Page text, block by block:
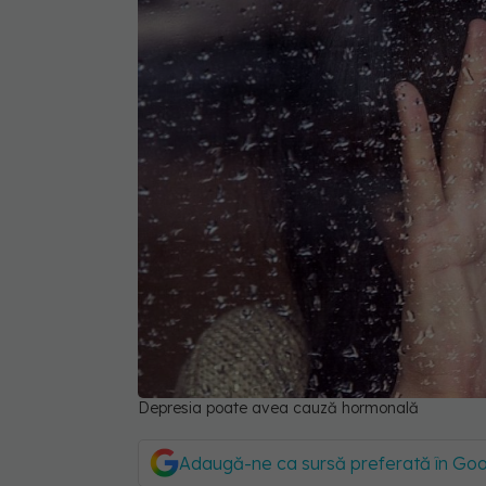
Depresia poate avea cauză hormonală
Adaugă-ne ca sursă preferată în